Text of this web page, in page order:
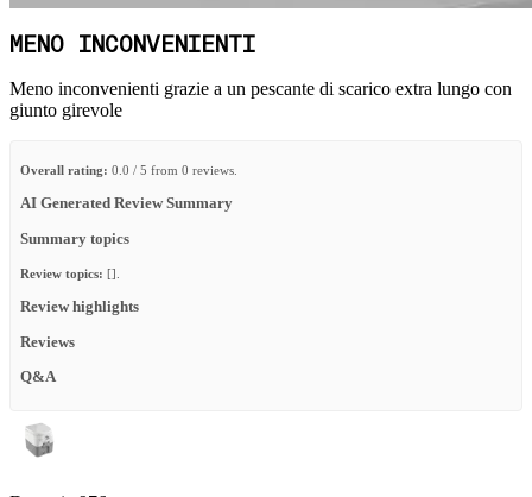
MENO INCONVENIENTI
Meno inconvenienti grazie a un pescante di scarico extra lungo con
giunto girevole
Overall rating: 0.0 / 5 from 0 reviews.
AI Generated Review Summary
Summary topics
Review topics: [].
Review highlights
Reviews
Q&A